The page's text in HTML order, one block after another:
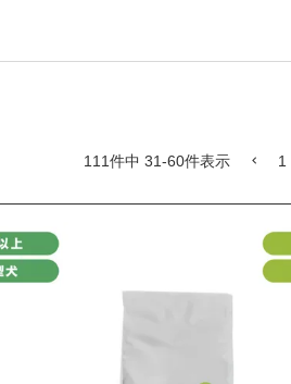
111件中 31-60件表示 1